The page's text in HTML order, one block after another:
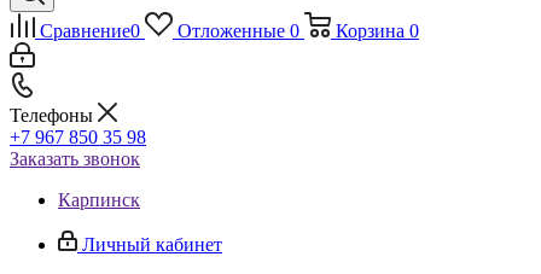
Сравнение0 Отложенные 0 Корзина 0
Телефоны
+7 967 850 35 98
Заказать звонок
Карпинск
Личный кабинет